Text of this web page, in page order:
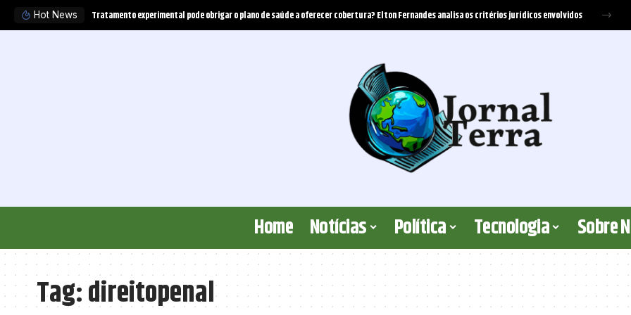
Hot News Tratamento experimental pode obrigar o plano de saúde a oferecer cobertura? Elton Fernandes analisa os critérios jurídicos envolvidos
Home Notícias Política Tecnologia Sobre
Tag:direitopenal